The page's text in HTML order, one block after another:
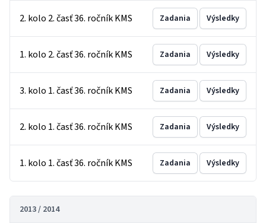
2. kolo 2. časť 36. ročník KMS Zadania Výsledky
1. kolo 2. časť 36. ročník KMS Zadania Výsledky
3. kolo 1. časť 36. ročník KMS Zadania Výsledky
2. kolo 1. časť 36. ročník KMS Zadania Výsledky
1. kolo 1. časť 36. ročník KMS Zadania Výsledky
2013 / 2014